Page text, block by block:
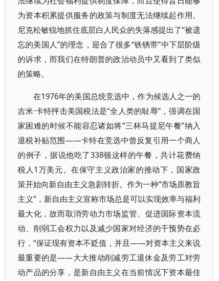
为资本积累提供服务的政策与制度无法继续起作用。
尼克松敏锐地抓住底层白人民众的失落感提出了“被遗
忘的美国人”的理念，迎合了很多“铁锈带”中下层阶级
的诉求，而我们在特朗普的政治动员中又看到了类似
的策略。
在1976年的美国总统竞选中，作为候选人之一的
吉米·卡特抨击美国税法是“全人类的耻辱”，强调在国
家困难的时候不能容忍诸如将“三杯马提尼午餐”纳入
退税补贴范围——卡特在竞选中曾反复引用一个商人
的例子，据说他吃了338顿这样的午餐，共计花费纳
税人1万美元。在保守主义政治家的推动下，国家政
策开始向新自由主义急剧转折。作为一种“市场原教旨
主义”，新自由主义宣称市场总是可以实现效率与福利
最大化，故而取消劳动力市场监管、促进国际资本流
动、削弱工会权力以及减少国家对经济的干预势在必
行，“保证现有资本不贬值，并且——对资本主义来说
最重要的是——大大推动削减劳工退休金及劳工对劳
动产品的分享，是新自由主义在当前情况下资本最佳